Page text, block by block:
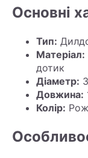
Основні
Тип:
Матеріал:
дотик
Діаметр:
Довжина:
Колір: